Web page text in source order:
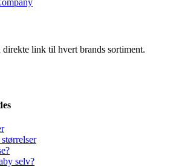
link til hvert brands sortiment.
selv?